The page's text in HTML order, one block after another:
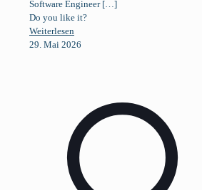
Software Engineer[…]
Do you like it?
Weiterlesen
29. Mai 2026